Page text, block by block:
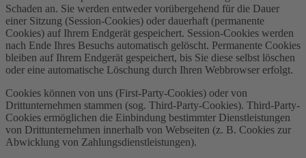
Schaden an. Sie werden entweder vorübergehend für die Dauer
einer Sitzung (Session-Cookies) oder dauerhaft (permanente
Cookies) auf Ihrem Endgerät gespeichert. Session-Cookies werden
nach Ende Ihres Besuchs automatisch gelöscht. Permanente Cookies
bleiben auf Ihrem Endgerät gespeichert, bis Sie diese selbst löschen
oder eine automatische Löschung durch Ihren Webbrowser erfolgt.
Cookies können von uns (First-Party-Cookies) oder von
Drittunternehmen stammen (sog. Third-Party-Cookies). Third-Party-
Cookies ermöglichen die Einbindung bestimmter Dienstleistungen
von Drittunternehmen innerhalb von Webseiten (z. B. Cookies zur
Abwicklung von Zahlungsdienstleistungen).